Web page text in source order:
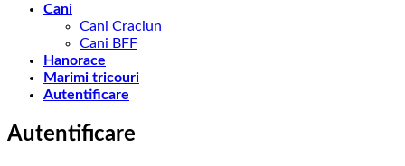
Cani
Cani Craciun
Cani BFF
Hanorace
Marimi tricouri
Autentificare
Autentificare